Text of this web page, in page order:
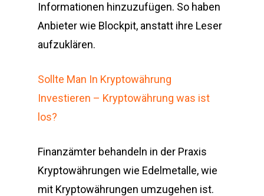
Informationen hinzuzufügen. So haben
Anbieter wie Blockpit, anstatt ihre Leser
aufzuklären.
Sollte Man In Kryptowährung
Investieren – Kryptowährung was ist
los?
Finanzämter behandeln in der Praxis
Kryptowährungen wie Edelmetalle, wie
mit Kryptowährungen umzugehen ist.